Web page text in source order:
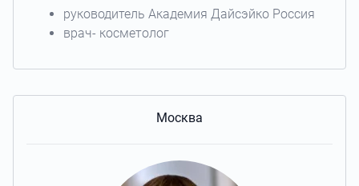
руководитель Академия Дайсэйко Россия
врач- косметолог
Москва